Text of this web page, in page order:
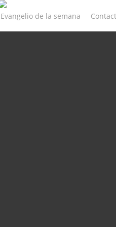
Evangelio de la semana